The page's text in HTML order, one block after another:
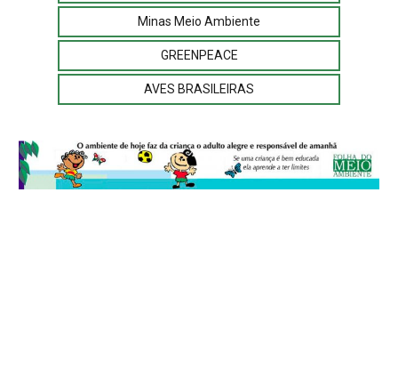
Minas Meio Ambiente
GREENPEACE
AVES BRASILEIRAS